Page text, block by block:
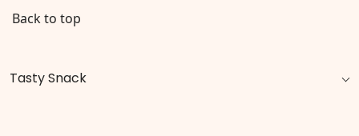
Back to top
Tasty Snack